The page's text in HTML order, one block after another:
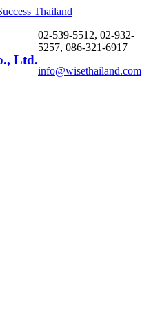
Ltd.
02-539-5512, 02-932-
5257, 086-321-6917
info@wisethailand.com